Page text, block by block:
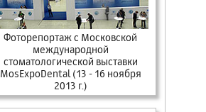
Фоторепортаж c Московской
международной
стоматологической выставки
MosExpoDental (13 - 16 ноября
2013 г.)